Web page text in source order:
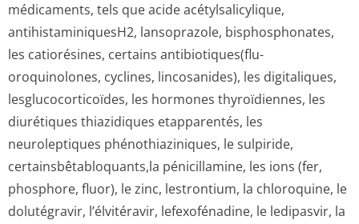
médicaments, tels que acide acétylsalicylique,
antihistamini­quesH2, lansoprazole, bisphosphonates,
les catiorésines, certains antibiotiques(flu­
oroquinolones, cyclines, lincosanides), les digitaliques,
lesglucocorti­coïdes, les hormones thyroïdiennes, les
diurétiques thiazidiques etapparentés, les
neuroleptiques phénothiaziniques, le sulpiride,
certainsbêtablo­quants,la pénicillamine, les ions (fer,
phosphore, fluor), le zinc, lestrontium, la chloroquine, le
dolutégravir, l’élvitéravir, lefexofénadine, le ledipasvir, la